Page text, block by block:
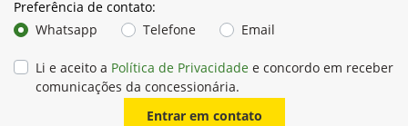
Preferência de contato:
Whatsapp
Telefone Email
Li e aceito a Política de Privacidade e concordo em receber
comunicações da concessionária.
Entrar em contato